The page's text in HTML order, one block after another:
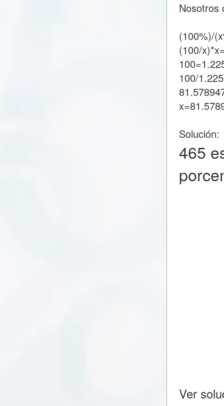
Nosotros
(100%)/
(100/
100/
Solución:
465
Ver